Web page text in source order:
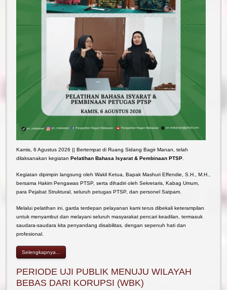
Kamis, 6 Agustus 2026 || Bertempat di Ruang Sidang Bagir Manan, telah
dilaksanakan kegiatan Pelatihan Bahasa Isyarat & Pembinaan PTSP.
Kegiatan dipimpin langsung oleh Wakil Ketua, Bapak Mashuri Effendie, S.H., M.H.,
bersama Hakim Pengawas PTSP, serta dihadiri oleh Sekretaris, Kabag Umum,
para Pejabat Struktural, seluruh petugas PTSP, dan personel Satpam.
Melalui pelatihan ini, garda terdepan pelayanan kami terus dibekali keterampilan
untuk menyambut dan melayani seluruh masyarakat pencari keadilan, termasuk
saudara-saudara kita penyandang disabilitas, dengan sepenuh hati dan
profesional.
Selengkapnya...
PERIODE UJI PUBLIK MENUJU WILAYAH
BEBAS DARI KORUPSI (WBK)
Kegiatan
Artikel
Photo Gallery
Kegiatan
Pengadilan
Fasilitas
dan
Ruangan
untuk
Publik
Hubungi
Kami
Alamat
Media
Virtual /
Whatsapp
Login
Reformasi
Zona
Area 1
Area 2
Area 4
Area 5
Area 6
Sertifikasi
Mutu